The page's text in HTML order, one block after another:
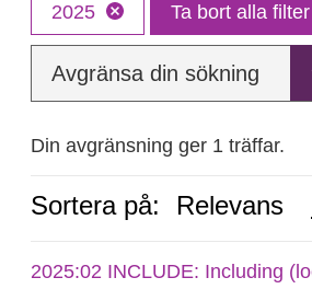
2025 Ta bort alla filter
Avgränsa din sökning
Din avgränsning ger 1 träffar.
Sortera på: Relevans
2025:02 INCLUDE: Including